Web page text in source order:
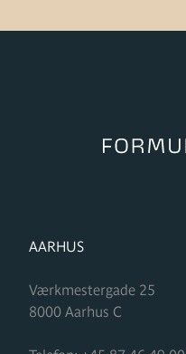
FORMUPLEJE
AARHUS
Værkmestergade 25
8000 Aarhus C